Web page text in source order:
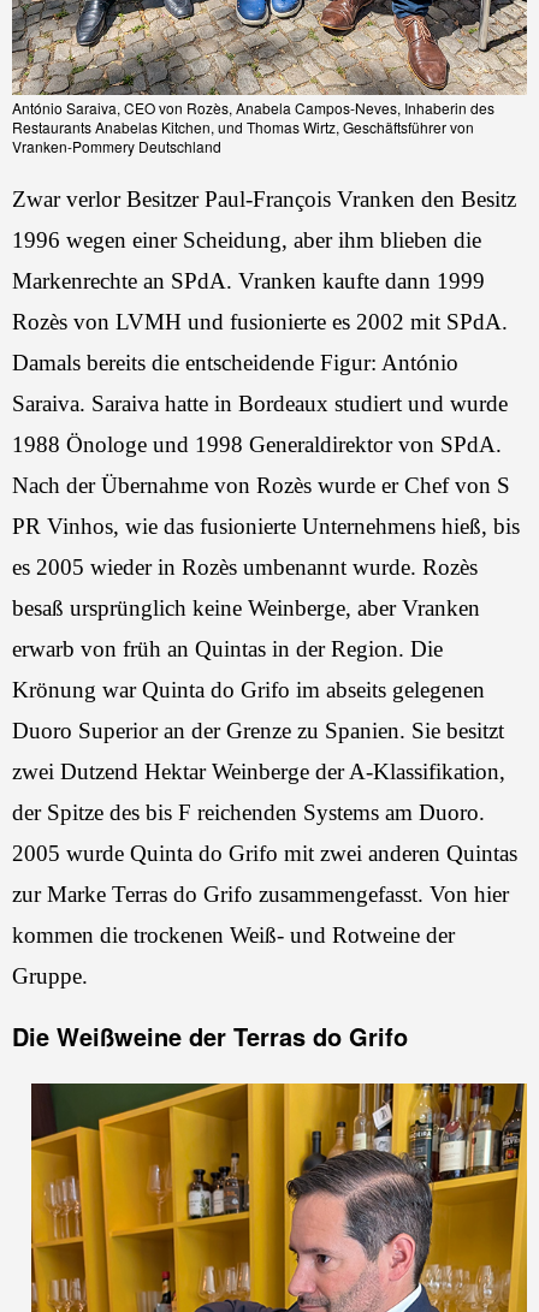
António Saraiva, CEO von Rozès, Anabela Campos-Neves, Inhaberin des
Restaurants Anabelas Kitchen, und Thomas Wirtz, Geschäftsführer von
Vranken-Pommery Deutschland
Zwar verlor Besitzer Paul-François Vranken den Besitz
1996 wegen einer Scheidung, aber ihm blieben die
Markenrechte an SPdA. Vranken kaufte dann 1999
Rozès von LVMH und fusionierte es 2002 mit SPdA.
Damals bereits die entscheidende Figur: António
Saraiva. Saraiva hatte in Bordeaux studiert und wurde
1988 Önologe und 1998 Generaldirektor von SPdA.
Nach der Übernahme von Rozès wurde er Chef von S
PR Vinhos, wie das fusionierte Unternehmens hieß, bis
es 2005 wieder in Rozès umbenannt wurde. Rozès
besaß ursprünglich keine Weinberge, aber Vranken
erwarb von früh an Quintas in der Region. Die
Krönung war Quinta do Grifo im abseits gelegenen
Duoro Superior an der Grenze zu Spanien. Sie besitzt
zwei Dutzend Hektar Weinberge der A-Klassifikation,
der Spitze des bis F reichenden Systems am Duoro.
2005 wurde Quinta do Grifo mit zwei anderen Quintas
zur Marke Terras do Grifo zusammengefasst. Von hier
kommen die trockenen Weiß- und Rotweine der
Gruppe.
Die Weißweine der Terras do Grifo